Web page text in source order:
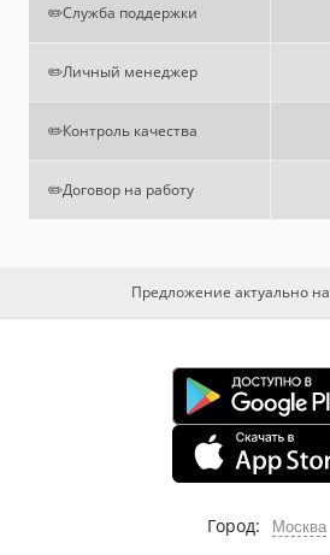
✏️Служба поддержки
✏️Личный менеджер
✏️Контроль качества
✏️Договор на работу
Предложение актуально на
Город: Москва